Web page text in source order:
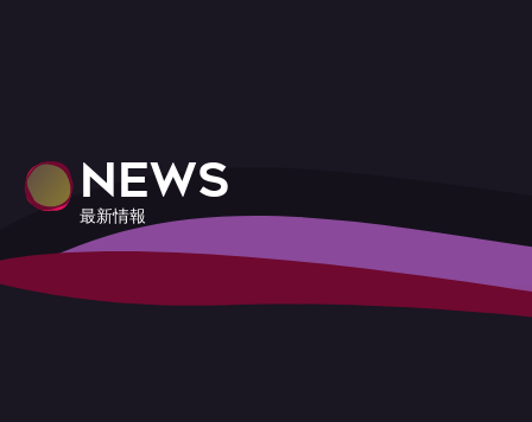
NEWS
最新情報